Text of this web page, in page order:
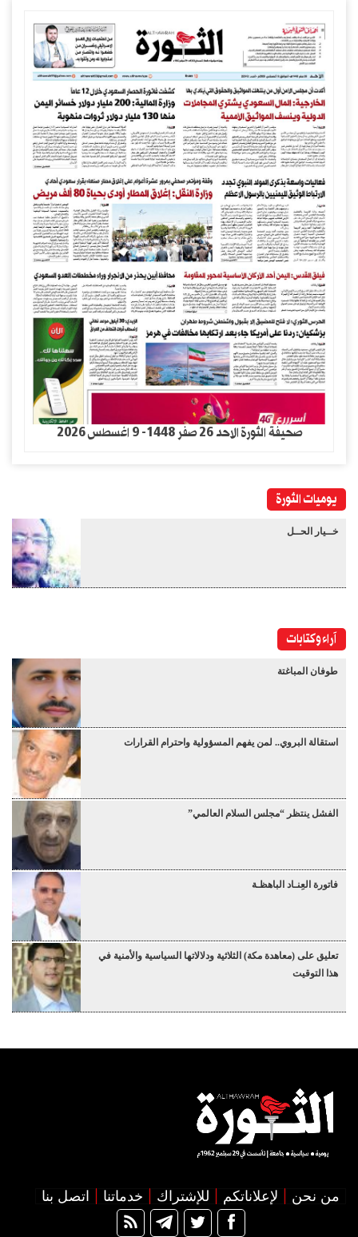
صحيفة الثورة الاحد 26 صفر 1448- 9 اغسطس 2026
يوميات الثورة
خــيار الحــل
آراء وكتابات
طوفان المباغتة
استقالة البروي.. لمن يفهم المسؤولية واحترام القرارات
الفشل ينتظر “مجلس السلام العالمي”
فاتورة العِنـاد الباهظـة
تعليق على (معاهدة مكة) الثلاثية ودلالاتها السياسية والأمنية في
هذا التوقيت
من نحن لإعلاناتكم للإشتراك خدماتنا اتصل بنا